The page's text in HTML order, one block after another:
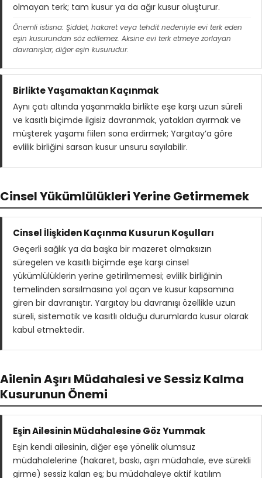
olmayan terk; tam kusur ya da ağır kusur oluşturur.
Önemli istisna: Şiddet, hakaret veya tehdit nedeniyle evi terk eden
eşin kusurundan söz edilemez. Aksine evi terk etmeye zorlayan
davranışlar, diğer eşin kusurudur.
Birlikte Yaşamaktan Kaçınmak
Aynı çatı altında yaşanmakla birlikte eşe karşı uzun süreli
ve kasıtlı biçimde ilgisiz davranmak, yatakları ayırmak ve
müşterek yaşamı fiilen sona erdirmek; Yargıtay’a göre
evlilik birliğini sarsan kusur unsuru sayılabilir.
Cinsel Yükümlülükleri Yerine Getirmemek
Cinsel İlişkiden Kaçınma Kusurun Koşulları
Geçerli sağlık ya da başka bir mazeret olmaksızın
süregelen ve kasıtlı biçimde eşe karşı cinsel
yükümlülüklerin yerine getirilmemesi; evlilik birliğinin
temelinden sarsılmasına yol açan ve kusur kapsamına
giren bir davranıştır. Yargıtay bu davranışı özellikle uzun
süreli, sistematik ve kasıtlı olduğu durumlarda kusur olarak
kabul etmektedir.
Ailenin Aşırı Müdahalesi ve Sessiz Kalma
Kusurunun Önemi
Eşin Ailesinin Müdahalesine Göz Yummak
Eşin kendi ailesinin, diğer eşe yönelik olumsuz
müdahalelerine (hakaret, baskı, aşırı müdahale, eve sürekli
girme) sessiz kalan eş; bu müdahaleye aktif katılım